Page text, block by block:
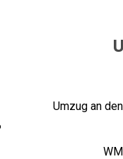
Umzug an